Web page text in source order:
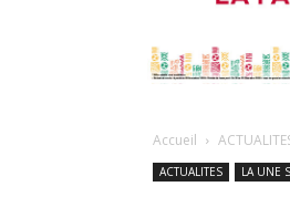
Accueil
ACTUALITES LA UNE